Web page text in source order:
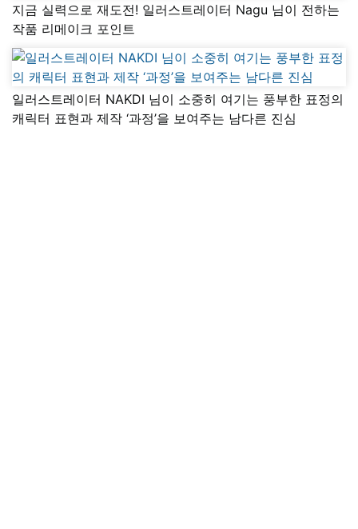
지금 실력으로 재도전! 일러스트레이터 Nagu 님이 전하는
작품 리메이크 포인트
일러스트레이터 NAKDI 님이 소중히 여기는 풍부한 표정의
캐릭터 표현과 제작 ‘과정’을 보여주는 남다른 진심